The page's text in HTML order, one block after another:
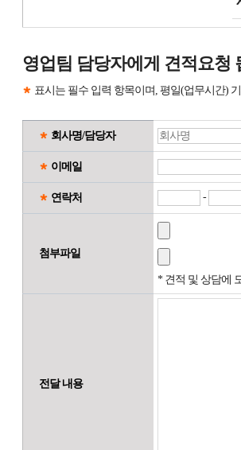
영업팀 담당자에게 견적요청
표시는 필수 입력 항목이며, 평일(업무시간)
회사명/담당자
이메일
연락처 -
첨부파일
* 견적 및 상담에
전달 내용